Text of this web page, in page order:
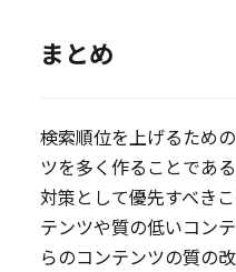
まとめ
検索順位を上げるため
ツを多く作ることであ
対策として優先すべき
テンツや質の低いコン
らのコンテンツの質の改